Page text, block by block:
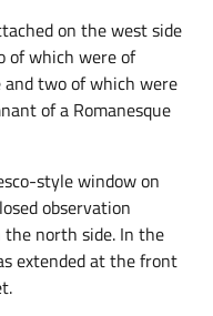
on the west side
of which were of
two of which were
of a Romanesque
style window on
observation
north side. In the
extended at the front